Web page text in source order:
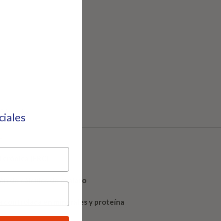
de cálculos de oxalato
controlada en minerales y proteína